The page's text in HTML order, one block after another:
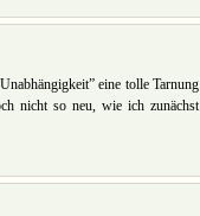
eine tolle Tarnung
nicht so neu, wie ich zunächst